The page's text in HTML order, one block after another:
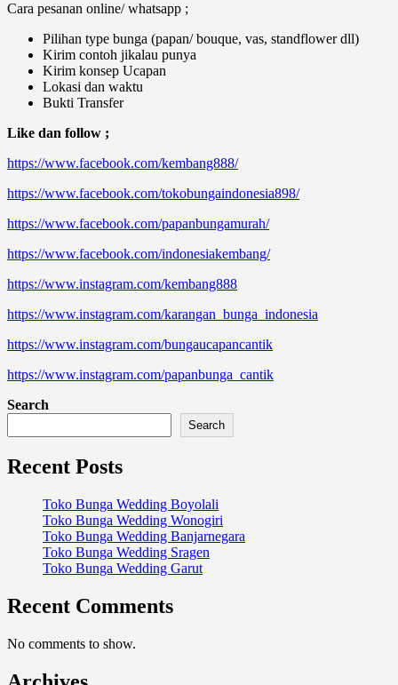
Cara pesanan online/ whatsapp ;
Pilihan type bunga (papan/ bouque, vas, standflower dll)
Kirim contoh jikalau punya
Kirim konsep Ucapan
Lokasi dan waktu
Bukti Transfer
Like dan follow ;
https://www.facebook.com/kembang888/
https://www.facebook.com/tokobungaindonesia898/
https://www.facebook.com/papanbungamurah/
https://www.facebook.com/indonesiakembang/
https://www.instagram.com/kembang888
https://www.instagram.com/karangan_bunga_indonesia
https://www.instagram.com/bungaucapancantik
https://www.instagram.com/papanbunga_cantik
Search
Search
Recent Posts
Toko Bunga Wedding Boyolali
Toko Bunga Wedding Wonogiri
Toko Bunga Wedding Banjarnegara
Toko Bunga Wedding Sragen
Toko Bunga Wedding Garut
Recent Comments
No comments to show.